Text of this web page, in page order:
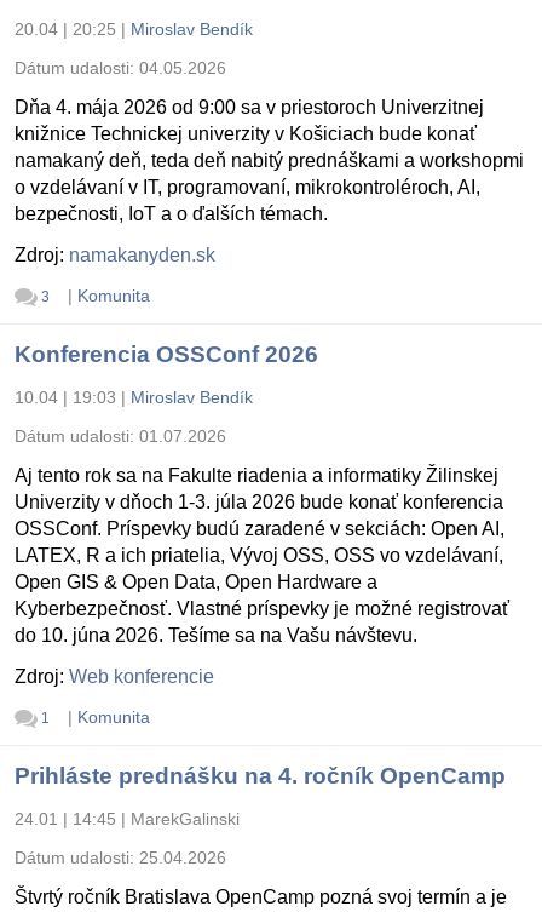
20.04 | 20:25 | Miroslav Bendík
Dátum udalosti: 04.05.2026
Dňa 4. mája 2026 od 9:00 sa v priestoroch Univerzitnej
knižnice Technickej univerzity v Košiciach bude konať
namakaný deň, teda deň nabitý prednáškami a workshopmi
o vzdelávaní v IT, programovaní, mikrokontroléroch, AI,
bezpečnosti, IoT a o ďalších témach.
Zdroj: namakanyden.sk
3 | Komunita
Konferencia OSSConf 2026
10.04 | 19:03 | Miroslav Bendík
Dátum udalosti: 01.07.2026
Aj tento rok sa na Fakulte riadenia a informatiky Žilinskej
Univerzity v dňoch 1-3. júla 2026 bude konať konferencia
OSSConf. Príspevky budú zaradené v sekciách: Open AI,
LATEX, R a ich priatelia, Vývoj OSS, OSS vo vzdelávaní,
Open GIS & Open Data, Open Hardware a
Kyberbezpečnosť. Vlastné príspevky je možné registrovať
do 10. júna 2026. Tešíme sa na Vašu návštevu.
Zdroj: Web konferencie
1 | Komunita
Prihláste prednášku na 4. ročník OpenCamp
24.01 | 14:45 | MarekGalinski
Dátum udalosti: 25.04.2026
Štvrtý ročník Bratislava OpenCamp pozná svoj termín a je